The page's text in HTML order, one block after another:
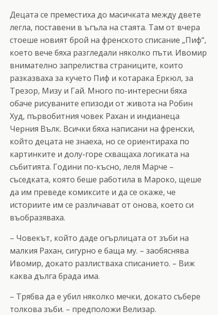
Децата се преместиха до масичката между двете
легла, поставени в ъгъла на стаята. Там от вчера
стоеше новият брой на френското списание „Пиф“,
което вече бяха разгледали няколко пъти. Ивомир
внимателно запрелиства страниците, които
разказваха за кучето Пиф и котарака Еркюл, за
Трезор, Мизу и Гай. Много по-интересни бяха
обаче рисуваните епизоди от живота на Робин
Худ, първобитния човек Рахан и индианеца
Черния Вълк. Всички бяха написани на френски,
който децата не знаеха, но се ориентираха по
картинките и долу-горе схващаха логиката на
събитията. Години по-късно, леля Марче –
съседката, която беше работила в Мароко, щеше
да им преведе комиксите и да се окаже, че
историите им се различават от онова, което си
въобразяваха.
– Човекът, който даде огърлицата от зъби на
малкия Рахан, сигурно е баща му. – заобяснява
Ивомир, докато разлистваха списанието. – Виж
каква дълга брада има.
– Трябва да е убил няколко мечки, докато събере
толкова зъби. – предположи Велизар.